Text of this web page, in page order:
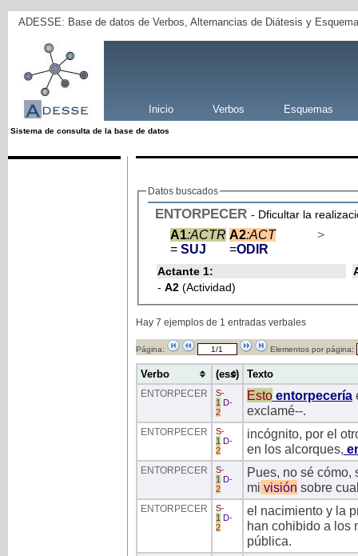
ADESSE: Base de datos de Verbos, Alternancias de Diátesis y
Inicio Verbos Esquemas
Sistema de consulta de la base de datos
Datos buscados
ENTORPECER - Dficultar la
A1:ACTR
= SUJ
A2:ACT
=ODIR
>
Actante 1:
- A2 (Actividad)
Hay 7 ejemplos de 1 entradas verbales
Página: Elementos por página:
Verbo (ess) Texto
ENTORPECER S-
1
D-
2
Estoentorpecería
exclamé--.
ENTORPECER S-
1
D-
2
incógnito, por el
en los alcorques,
ENTORPECER S-
1
D-
2
Pues, no sé cómo,
mi visión sobre
ENTORPECER S-
1
D-
2
el nacimiento y la
han cohibido a los
pública.